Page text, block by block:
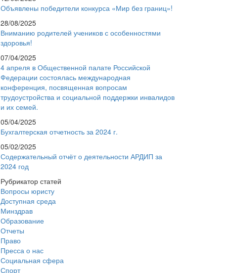
Объявлены победители конкурса «Мир без границ»!
28/08/2025
Вниманию родителей учеников с особенностями
здоровья!
07/04/2025
4 апреля в Общественной палате Российской
Федерации состоялась международная
конференция, посвященная вопросам
трудоустройства и социальной поддержки инвалидов
и их семей.
05/04/2025
Бухгалтерская отчетность за 2024 г.
05/02/2025
Содержательный отчёт о деятельности АРДИП за
2024 год
Рубрикатор статей
Вопросы юристу
Доступная среда
Минздрав
Образование
Отчеты
Право
Пресса о нас
Социальная сфера
Спорт